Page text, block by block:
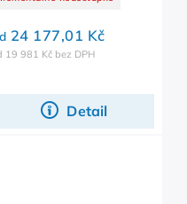
19 981 Kč bez DPH
24 177,01 Kč
Detail